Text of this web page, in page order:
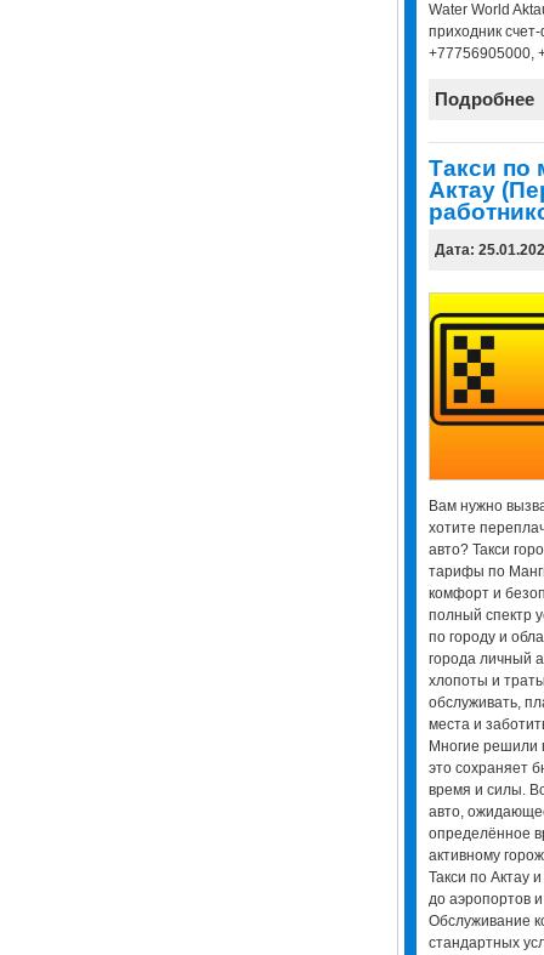
Water World
приходник
+77756905000,
Подробнее
Tакси по
Актау
Дата:
Вам нужно
хотите
авто? Такси
тарифы по
комфорт и
полный спектр
по городу и
города личный
хлопоты и
обслуживать,
места и
Многие решили
это сохраняет
время и силы.
авто,
определённое
активному
Такси по Актау
до аэропортов
Обслуживание
стандартных